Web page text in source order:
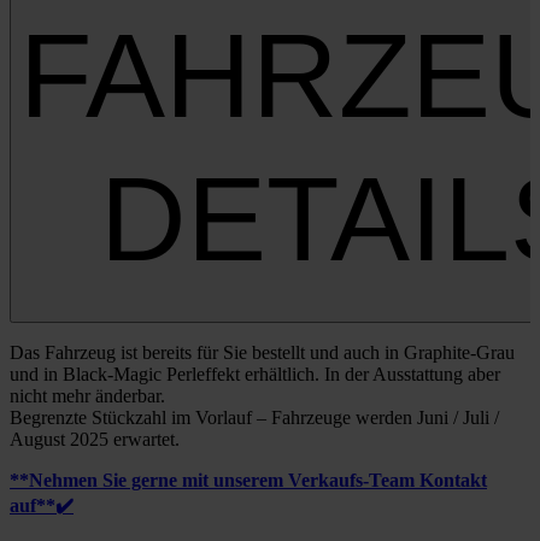
Das Fahr­zeug ist bereits für Sie bestellt und auch in Gra­­phi­­te-Grau
und in Black-Magic Perl­ef­fekt erhält­lich. In der Aus­stat­tung aber
nicht mehr änder­bar.
Begrenz­te Stück­zahl im Vor­lauf – Fahr­zeu­ge wer­den Juni / Juli /
August 2025 erwar­tet.
**Neh­men Sie ger­ne mit unse­rem Ver­­­kaufs-Team Kon­takt
auf**✔️